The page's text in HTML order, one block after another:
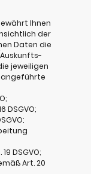
Ihnen
der
Daten die
jeweiligen
DSGVO;
DSGVO;
Art. 20